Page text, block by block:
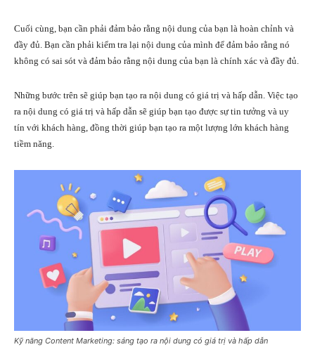
Cuối cùng, bạn cần phải đảm bảo rằng nội dung của bạn là hoàn chỉnh và
đầy đủ. Bạn cần phải kiểm tra lại nội dung của mình để đảm bảo rằng nó
không có sai sót và đảm bảo rằng nội dung của bạn là chính xác và đầy đủ.
Những bước trên sẽ giúp bạn tạo ra nội dung có giá trị và hấp dẫn. Việc tạo
ra nội dung có giá trị và hấp dẫn sẽ giúp bạn tạo được sự tin tưởng và uy
tín với khách hàng, đồng thời giúp bạn tạo ra một lượng lớn khách hàng
tiềm năng.
Kỹ năng Content Marketing: sáng tạo ra nội dung có giá trị và hấp dẫn